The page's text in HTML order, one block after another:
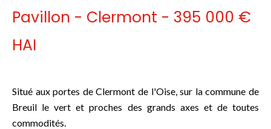
Pavillon - Clermont - 395 000 €
HAI
Situé aux portes de Clermont de l'Oise, sur la commune de
Breuil le vert et proches des grands axes et de toutes
commodités.